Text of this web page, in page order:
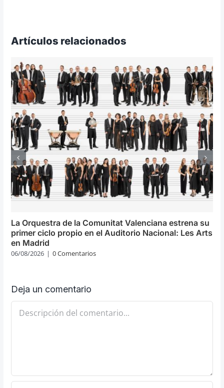
Artículos relacionados
La Orquestra de la Comunitat Valenciana estrena su
primer ciclo propio en el Auditorio Nacional: Les Arts
en Madrid
06/08/2026 | 0 Comentarios
Deja un comentario
Comentario